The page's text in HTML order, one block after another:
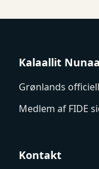
Kalaallit
Grønlands
Medlem af FIDE
Kontakt